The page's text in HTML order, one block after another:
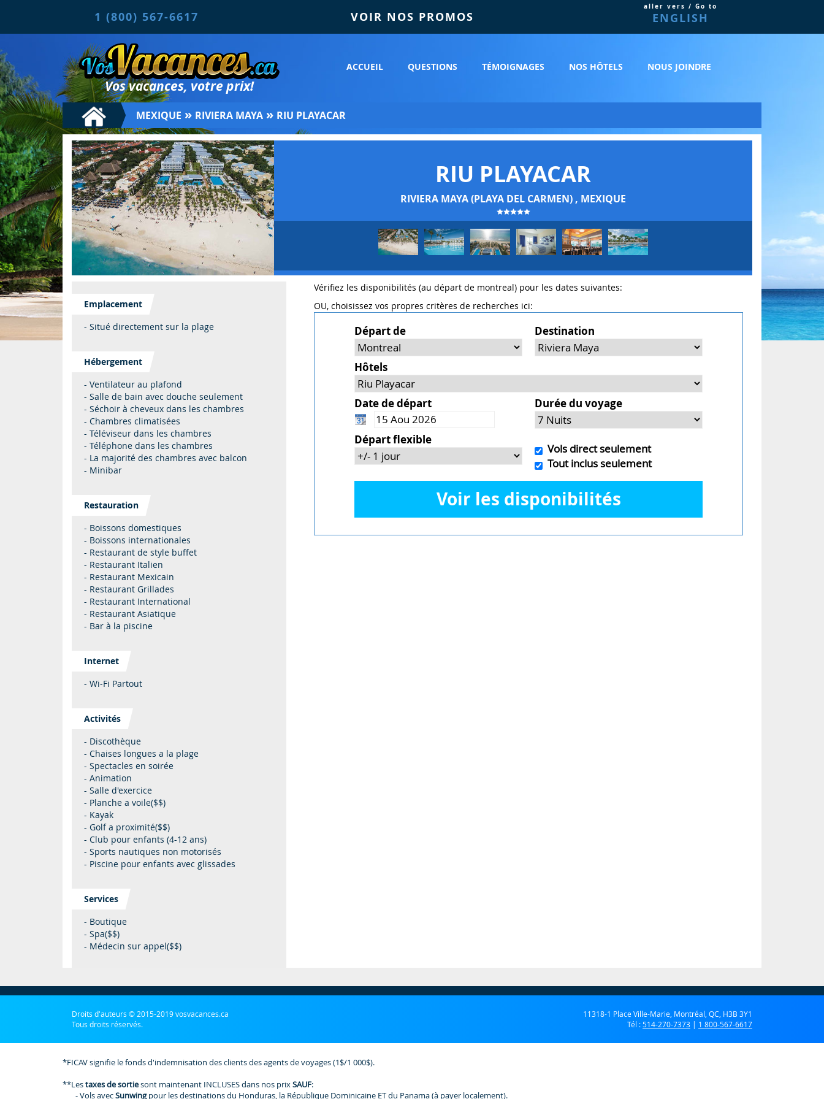
1 (800) 567-6617 VOIR NOS PROMOS
aller vers / Go to
ENGLISH
Vos vacances, votre prix!
ACCUEIL QUESTIONS TÉMOIGNAGES NOS HÔTELS NOUS JOINDRE
MEXIQUE » RIVIERA MAYA » RIU PLAYACAR
RIU PLAYACAR
RIVIERA MAYA (PLAYA DEL CARMEN) , MEXIQUE
Emplacement
- Situé directement sur la plage
Hébergement
- Ventilateur au plafond
- Salle de bain avec douche seulement
- Séchoir à cheveux dans les chambres
- Chambres climatisées
- Téléviseur dans les chambres
- Téléphone dans les chambres
- La majorité des chambres avec balcon
- Minibar
Restauration
- Boissons domestiques
- Boissons internationales
- Restaurant de style buffet
- Restaurant Italien
- Restaurant Mexicain
- Restaurant Grillades
- Restaurant International
- Restaurant Asiatique
- Bar à la piscine
Internet
- Wi-Fi Partout
Activités
- Discothèque
- Chaises longues a la plage
- Spectacles en soirée
- Animation
- Salle d'exercice
- Planche a voile($$)
- Kayak
- Golf a proximité($$)
- Club pour enfants (4-12 ans)
- Sports nautiques non motorisés
- Piscine pour enfants avec glissades
Services
- Boutique
- Spa($$)
- Médecin sur appel($$)
Vérifiez les disponibilités (au départ de montreal) pour les dates suivantes:
OU, choisissez vos propres critères de recherches ici:
Départ de Destination
Hôtels
Date de départ Durée du voyage
Départ flexible
Vols direct seulement
Tout inclus seulement
Voir les disponibilités
Droits d'auteurs © 2015-2019 vosvacances.ca
Tous droits réservés.
11318-1 Place Ville-Marie, Montréal, QC, H3B 3Y1
Tél :514-270-7373 | 1 800-567-6617
*FICAV signifie le fonds d'indemnisation des clients des agents de voyages (1$/1 000$).
**Lestaxes de sortiesont maintenant INCLUSES dans nos prixSAUF:
- Vols avecSunwingpour les destinations du Honduras, la République Dominicaine ET du Panama (à payer localement).